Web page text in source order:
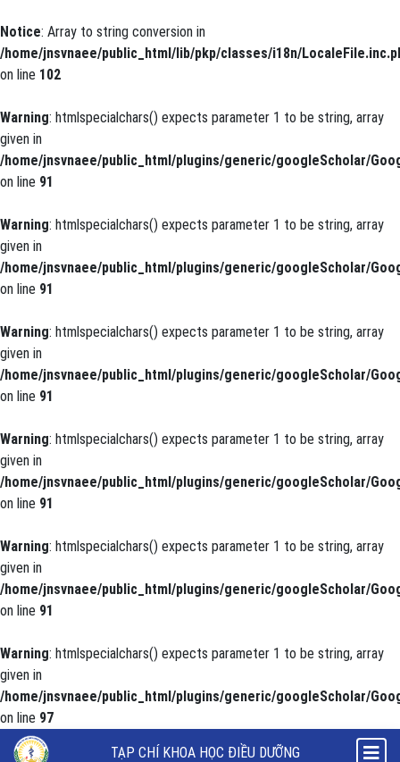
Notice: Array to string conversion in
/home/jnsvnaee/public_html/lib/pkp/classes/i18n/
on line 102
Warning: htmlspecialchars() expects parameter 1 to be string, array
given in
/home/jnsvnaee/public_html/plugins/generic/googleScholar/
on line 91
Warning: htmlspecialchars() expects parameter 1 to be string, array
given in
/home/jnsvnaee/public_html/plugins/generic/googleScholar/
on line 91
Warning: htmlspecialchars() expects parameter 1 to be string, array
given in
/home/jnsvnaee/public_html/plugins/generic/googleScholar/
on line 91
Warning: htmlspecialchars() expects parameter 1 to be string, array
given in
/home/jnsvnaee/public_html/plugins/generic/googleScholar/
on line 91
Warning: htmlspecialchars() expects parameter 1 to be string, array
given in
/home/jnsvnaee/public_html/plugins/generic/googleScholar/
on line 91
Warning: htmlspecialchars() expects parameter 1 to be string, array
given in
/home/jnsvnaee/public_html/plugins/generic/googleScholar/
on line 97
Nhận xét đặc điểm lâm sàng và cận lâm sàng tiêu chảy nhiễm
TẠP CHÍ KHOA HỌC ĐIỀU DƯỠNG